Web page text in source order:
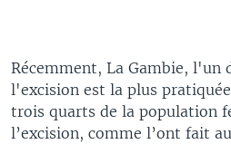
Récemment, La Gambie, l'un
l'excision est la plus
trois quarts de la population
l’excision, comme l’ont fait